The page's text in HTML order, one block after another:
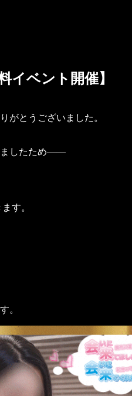
イベント開催】
がとうございました。
ましたため――
す。
。